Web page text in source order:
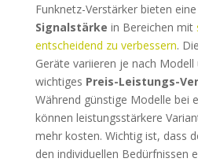
Funknetz-Verstärker bieten
Signalstärke in Bereichen mit
entscheidend zu verbessern. Die
Geräte variieren je nach
wichtiges Preis-Leistungs-
Während günstige Modelle bei
können leistungsstärkere
mehr kosten. Wichtig ist, dass
den individuellen Bedürfnissen